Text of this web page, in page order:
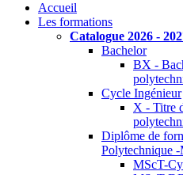
Accueil
Les formations
Catalogue 2026 -
Bachelor
BX -
Cycle Ingénieur
X - Titre
Diplôme de
Polytechnique
MScT-